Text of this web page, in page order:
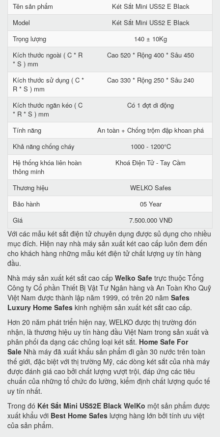
Tên sản phẩm
Két Sắt Mini US52 E Black
Model
Két Sắt Mini US52 E Black
Trọng lượng
140 ± 10Kg
Kích thước ngoài ( C * R
* S ) mm
Cao 520 * Rộng 400 * Sâu 450
Kích thước sử dụng ( C *
R * S ) mm
Cao 330 * Rộng 250 * Sâu 240
Kích thước ngăn kéo ( C
* R * S ) mm
Có 1 đợt di động
Tính năng
An toàn + Chống trộm đập khoan phá
Khả năng chống cháy
1000 - 1200°C
Hệ thống khóa liên hoàn
thông minh
Khoá Điện Tử - Tay Cầm
Thương hiệu
WELKO Safes
Bảo hành
05 Year
Giá
7.500.000 VNĐ
Với các mẫu két sắt điện tử chuyên dụng được sủ dụng cho nhiều
mục đích. Hiện nay nhà máy sản xuất két cao cấp luôn đem đến
cho khách hàng những mẫu két điện tử chất lượng uy tín hàng
đầu.
Nhà máy sản xuất két sắt cao cấp Welko Safe trực thuộc Tổng
Công ty Cổ phần Thiết Bị Vật Tư Ngân hàng và An Toàn Kho Quỹ
Việt Nam được thành lập năm 1999, có trên 20 năm Safes
Luxury Home Safes kinh nghiệm sản xuất két sắt cao cấp.
Hơn 20 năm phát triển hiện nay, WELKO được thị trường đón
nhận, là thương hiệu uy tín hàng đầu Việt Nam trong sản xuất và
phân phối đa dạng các chủng loại két sắt. Home Safe For
Sale Nhà máy đã xuất khẩu sản phẩm đi gần 30 nước trên toàn
thế giới, đặc biệt với thị trường Mỹ, các dòng két sắt của nhà máy
được đánh giá cao bởi chất lượng vượt trội, đáp ứng các tiêu
chuẩn của những tổ chức đo lường, kiểm định chất lượng quốc tế
uy tín nhất.
Trong đó Két Sắt Mini US52E Black WelKo một sản phẩm được
xuất khẩu với Best Home Safes lượng hàng lớn bởi tính ưu việt
của sản phẩm.